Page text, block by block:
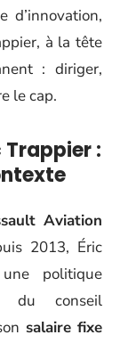
d’innovation,
à la tête
: diriger,
le cap.
Trappier :
Aviation
2013, Éric
politique
du conseil
salaire fixe